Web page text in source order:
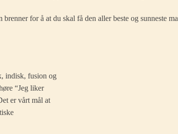
for å at du skal få den aller beste og sunneste
indisk, fusion og
“Jeg liker
er vårt mål at